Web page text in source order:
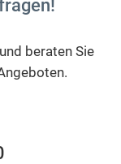
beraten Sie